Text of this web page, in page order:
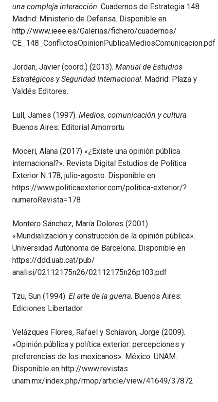
una compleja interacción. Cuadernos de Estrategia 148.
Madrid: Ministerio de Defensa. Disponible en
http://www.ieee.es/Galerias/fichero/cuadernos/
CE_148_ConflictosOpinionPublicaMediosComunicacion.pdf
Jordan, Javier (coord.) (2013). Manual de Estudios
Estratégicos y Seguridad Internacional. Madrid: Plaza y
Valdés Editores.
Lull, James (1997). Medios, comunicación y cultura.
Buenos Aires: Editorial Amorrortu
Moceri, Alana (2017) «¿Existe una opinión pública
internacional?». Revista Digital Estudios de Política
Exterior N 178, julio-agosto. Disponible en
https://www.politicaexterior.com/politica-exterior/?
numeroRevista=178
Montero Sánchez, María Dolores (2001).
«Mundialización y construcción de la opinión pública».
Universidad Autónoma de Barcelona. Disponible en
https://ddd.uab.cat/pub/
analisi/02112175n26/02112175n26p103.pdf
Tzu, Sun (1994). El arte de la guerra. Buenos Aires:
Ediciones Libertador.
Velázques Flores, Rafael y Schiavon, Jorge (2009).
«Opinión pública y política exterior: percepciones y
preferencias de los mexicanos». México: UNAM.
Disponible en http://www.revistas.
unam.mx/index.php/rmop/article/view/41649/37872